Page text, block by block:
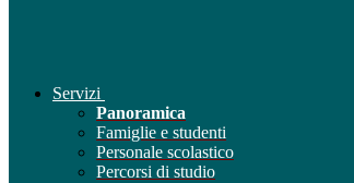
Servizi
Panoramica
Famiglie e studenti
Personale scolastico
Percorsi di studio